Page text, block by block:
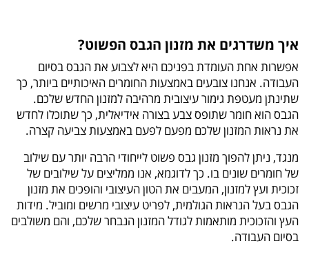
איך משדרגים את מזנון הגבס הפשוט?
אפשרות אחת העומדת בפניכם היא לצבוע את הגבס בסיום
העבודה. אנחנו צובעים באמצעות החומרים האיכותיים ביותר, כך
שתינתן מעטפת גימור עיצובית מרהיבה למזנון החדש שלכם.
הגבס הוא חומר שתופס צבע בצורה אידיאלית, כך שתוכלו לחדש
את נראות המזנון שלכם מפעם לפעם באמצעות צביעה קצרה.
מנגד, ניתן להפוך מזנון גבס פשוט לייחודי הרבה יותר עם שילוב
של חומרים שונים בו. כך לדוגמא, אנו ממליצים על שילובים של
זכוכית ועץ למזנון, המעבים את הטון העיצובי והופכים את מזנון
הגבס בעל הנראות הגולמית, לפריט עיצובי מרשים ומוביל. מידות
העץ והזכוכית מותאמות לגודל המזנון הנבחר שלכם, והם משולבים
בסיום העבודה.